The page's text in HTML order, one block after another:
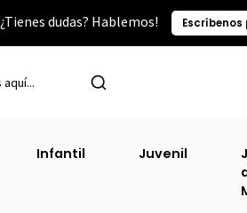
¿Tienes dudas? Hablemos! Escríbenos
Infantil Juvenil